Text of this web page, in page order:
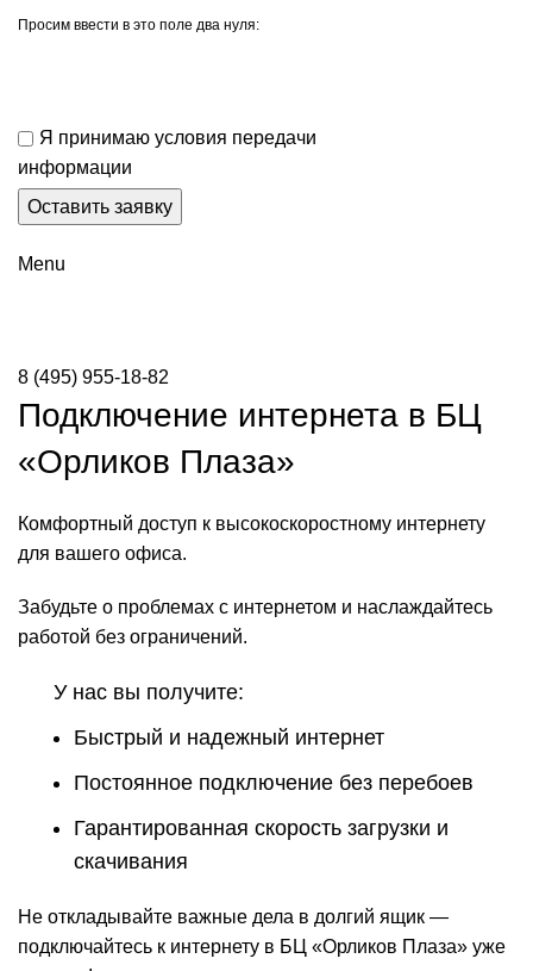
Просим ввести в это поле два нуля:
Я принимаю условия передачи
информации
Menu
8 (495) 955-18-82
Подключение интернета в БЦ
«Орликов Плаза»
Комфортный доступ к высокоскоростному интернету
для вашего офиса.
Забудьте о проблемах с интернетом и наслаждайтесь
работой без ограничений.
У нас вы получите:
Быстрый и надежный интернет
Постоянное подключение без перебоев
Гарантированная скорость загрузки и
скачивания
Не откладывайте важные дела в долгий ящик —
подключайтесь к интернету в БЦ «Орликов Плаза» уже